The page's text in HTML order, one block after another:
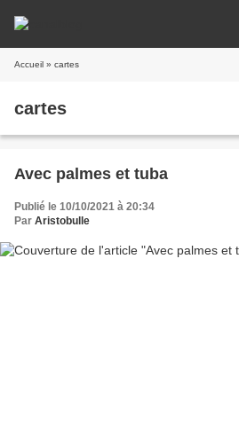
Accueil » cartes
cartes
Avec palmes et tuba
Publié le 10/10/2021 à 20:34
Par Aristobulle